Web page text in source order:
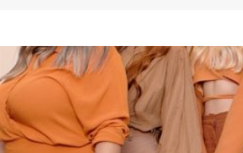
uma atenção especial. Para ter um cabelo
ativos naturais podem ser um forte aliado
essa época